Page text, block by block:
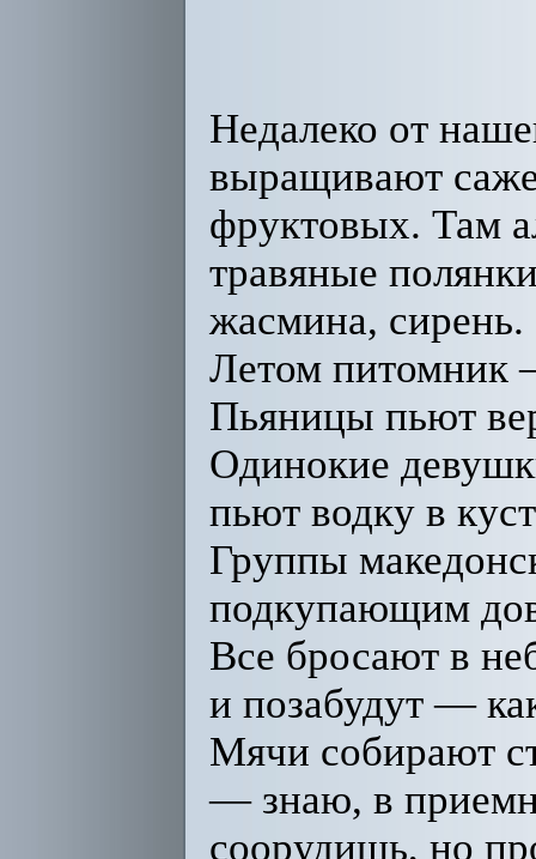
Недалеко от
выращивают
фруктовых. Там
травяные
жасмина, сирень.
Летом питомник
Пьяницы пьют
Одинокие
пьют водку в
Группы
подкупающим
Все бросают в
и позабудут —
Мячи собирают
— знаю, в
соорудишь, но